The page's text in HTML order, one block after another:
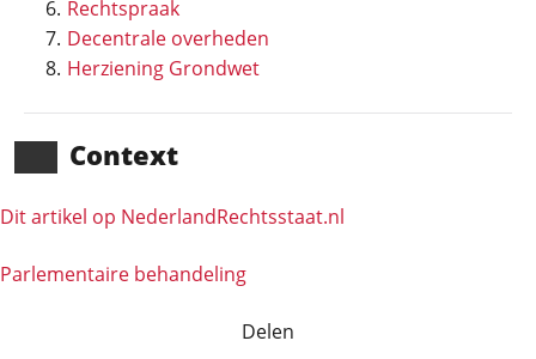
Rechtspraak
Decentrale overheden
Herziening Grondwet
Context
Dit artikel op NederlandRechts­staat.nl
Parlementaire behandeling
Delen